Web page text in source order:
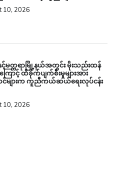
10, 2026
မတ္တရာမြို့နယ်အတွင်း မိုးသည်းထန်
ကြောင့် ထိခိုက်ပျက်စီးမှုများအား
င်များက ကူညီကယ်ဆယ်ရေးလုပ်ငန်း
10, 2026